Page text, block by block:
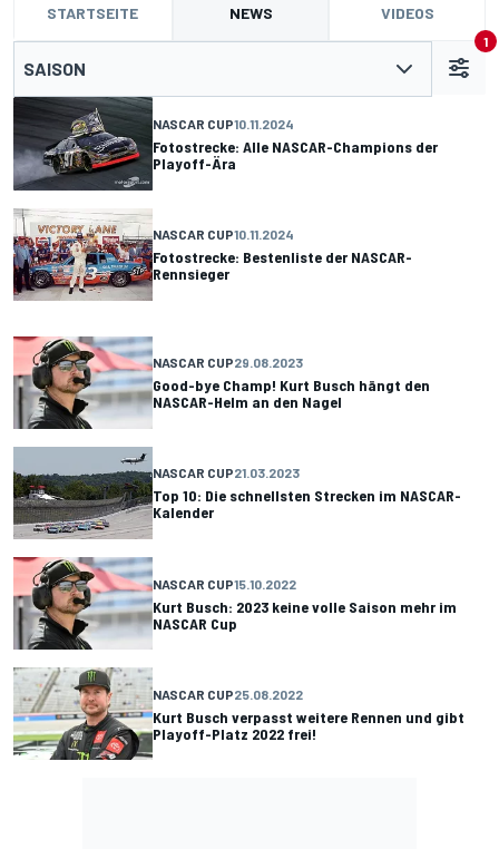
STARTSEITE NEWS VIDEOS
SAISON
1
NASCAR CUP10.11.2024
Fotostrecke: Alle NASCAR-Champions der
Playoff-Ära
NASCAR CUP10.11.2024
Fotostrecke: Bestenliste der NASCAR-
Rennsieger
NASCAR CUP29.08.2023
Good-bye Champ! Kurt Busch hängt den
NASCAR-Helm an den Nagel
NASCAR CUP21.03.2023
Top 10: Die schnellsten Strecken im NASCAR-
Kalender
NASCAR CUP15.10.2022
Kurt Busch: 2023 keine volle Saison mehr im
NASCAR Cup
NASCAR CUP25.08.2022
Kurt Busch verpasst weitere Rennen und gibt
Playoff-Platz 2022 frei!